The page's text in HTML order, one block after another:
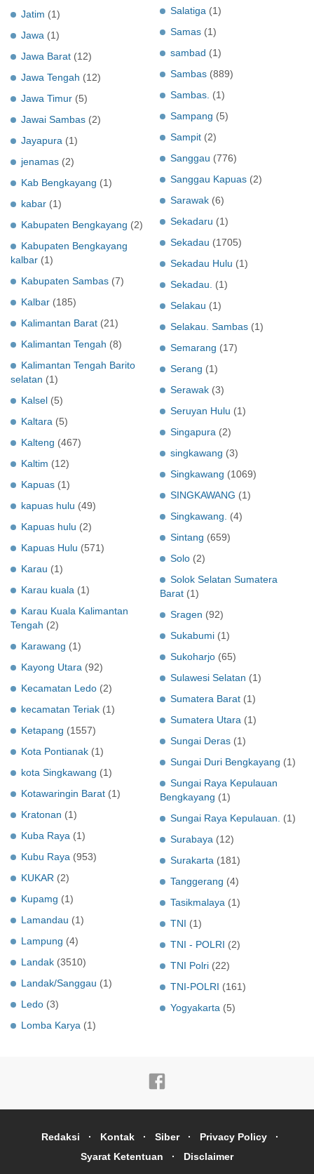
Jatim (1)
Jawa (1)
Jawa Barat (12)
Jawa Tengah (12)
Jawa Timur (5)
Jawai Sambas (2)
Jayapura (1)
jenamas (2)
Kab Bengkayang (1)
kabar (1)
Kabupaten Bengkayang (2)
Kabupaten Bengkayang
kalbar (1)
Kabupaten Sambas (7)
Kalbar (185)
Kalimantan Barat (21)
Kalimantan Tengah (8)
Kalimantan Tengah Barito
selatan (1)
Kalsel (5)
Kaltara (5)
Kalteng (467)
Kaltim (12)
Kapuas (1)
kapuas hulu (49)
Kapuas hulu (2)
Kapuas Hulu (571)
Karau (1)
Karau kuala (1)
Karau Kuala Kalimantan
Tengah (2)
Karawang (1)
Kayong Utara (92)
Kecamatan Ledo (2)
kecamatan Teriak (1)
Ketapang (1557)
Kota Pontianak (1)
kota Singkawang (1)
Kotawaringin Barat (1)
Kratonan (1)
Kuba Raya (1)
Kubu Raya (953)
KUKAR (2)
Kupamg (1)
Lamandau (1)
Lampung (4)
Landak (3510)
Landak/Sanggau (1)
Ledo (3)
Lomba Karya (1)
Salatiga (1)
Samas (1)
sambad (1)
Sambas (889)
Sambas. (1)
Sampang (5)
Sampit (2)
Sanggau (776)
Sanggau Kapuas (2)
Sarawak (6)
Sekadaru (1)
Sekadau (1705)
Sekadau Hulu (1)
Sekadau.
(1)
Selakau (1)
Selakau. Sambas (1)
Semarang (17)
Serang (1)
Serawak (3)
Seruyan Hulu (1)
Singapura (2)
singkawang (3)
Singkawang (1069)
SINGKAWANG (1)
Singkawang.
(4)
Sintang (659)
Solo (2)
Solok Selatan Sumatera
Barat (1)
Sragen (92)
Sukabumi (1)
Sukoharjo (65)
Sulawesi Selatan (1)
Sumatera Barat (1)
Sumatera Utara (1)
Sungai Deras (1)
Sungai Duri Bengkayang (1)
Sungai Raya Kepulauan
Bengkayang (1)
Sungai Raya Kepulauan.
(1)
Surabaya (12)
Surakarta (181)
Tanggerang (4)
Tasikmalaya (1)
TNI (1)
TNI - POLRI (2)
TNI Polri (22)
TNI-POLRI (161)
Yogyakarta (5)
Redaksi Kontak Siber
Privacy Policy
Syarat Ketentuan
Disclaimer